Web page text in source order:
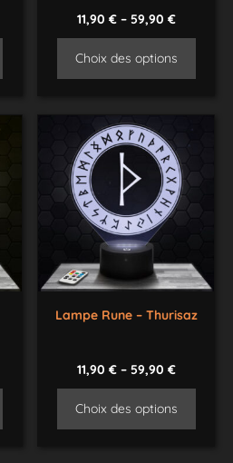
11,90 €– 59,90 €
Choix des options
Lampe Rune – Thurisaz
11,90 €– 59,90 €
Choix des options